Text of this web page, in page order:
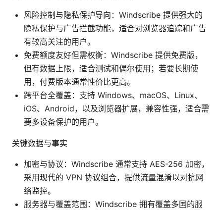
风险控制与隐私保护导向：Windscribe 提供强大的
隐私保护与广告拦截功能，适合对浏览器追踪和广告
有较高关注的用户。
免费额度友好但需权衡：Windscribe 提供免费版，
但有数据上限，适合测试和偶尔使用；若要长期使
用，付费版本通常性价比更高。
跨平台全覆盖：支持 Windows、macOS、Linux、
iOS、Android，以及浏览器扩展，兼容性强，适合需
要多设备保护的用户。
关键数据与事实
加密与协议：Windscribe 通常支持 AES-256 加密，
采用现代的 VPN 协议组合，提供流量混淆以对抗网
络监控。
服务器与覆盖范围：Windscribe 拥有覆盖多国的服